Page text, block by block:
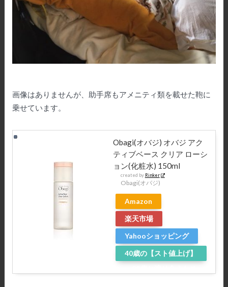
画像はありませんが、助手席もアメニティ類を載せた鞄に
乗せています。
Obagi(オバジ) オバジ アク
ティブベース クリア ローシ
ョン(化粧水) 150ml
created by Rinker
Obagi(オバジ)
Amazon
楽天市場
Yahooショッピング
40歳の【スト値上げ】